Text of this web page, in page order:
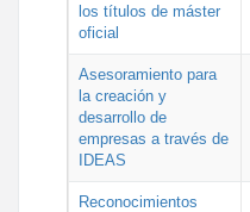
los títulos de máster
oficial
Asesoramiento para
la creación y
desarrollo de
empresas a través de
IDEAS
Reconocimientos